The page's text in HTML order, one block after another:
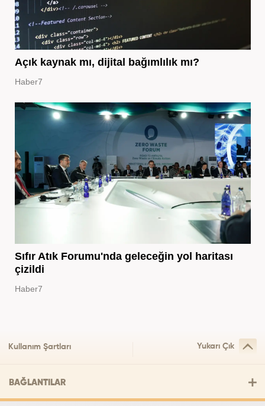
Açık kaynak mı, dijital bağımlılık mı?
Haber7
Sıfır Atık Forumu'nda geleceğin yol haritası
çizildi
Haber7
Kullanım Şartları Yukarı Çık
BAĞLANTILAR